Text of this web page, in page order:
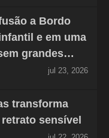
a Bordo
e em uma
grandes…
jul 23, 2026
transforma
sensível